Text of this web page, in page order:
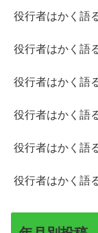
役行者はかく語
役行者はかく語
役行者はかく語
役行者はかく語
役行者はかく語
役行者はかく語